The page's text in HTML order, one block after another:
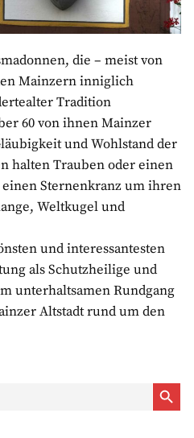
die – meist von
Mainzern inniglich
Tradition
60 von ihnen Mainzer
und Wohlstand der
halten Trauben oder einen
Sternenkranz um ihren
Weltkugel und
und interessantesten
als Schutzheilige und
unterhaltsamen Rundgang
Altstadt rund um den
Search Button